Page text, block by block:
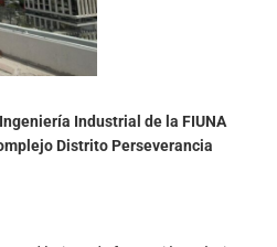
Industrial de la FIUNA
Distrito Perseverancia